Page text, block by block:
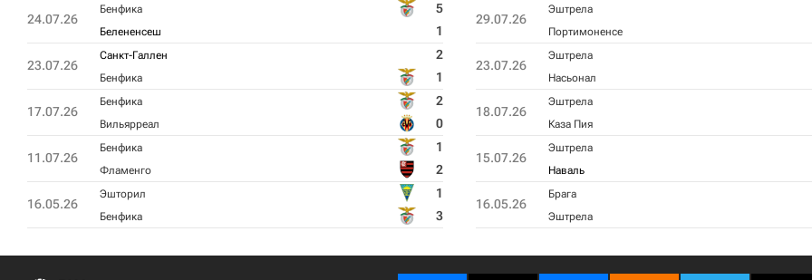
24.07.26
Бенфика 5
Белененсеш 1
23.07.26
Санкт-Галлен 2
Бенфика 1
17.07.26
Бенфика 2
Вильярреал 0
11.07.26
Бенфика 1
Фламенго 2
16.05.26
Эшторил 1
Бенфика 3
29.07.26
Эштрела
Портимоненсе
23.07.26
Эштрела
Насьонал
18.07.26
Эштрела
Каза Пия
15.07.26
Эштрела
Наваль
16.05.26
Брага
Эштрела